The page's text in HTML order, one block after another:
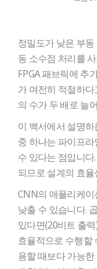
정밀도가 낮은 부
동 소수점 처리를
FPGA 패브릭에 추
가 여전히 적절하
의 수가 두 배로 늘
이 백서에서 설명
중 하나는 파이프
수 있다는 점입니
되므로 설계의 효
CNN의 애플리케이
낮출 수 있습니다.
있다면(20비트 출
효율적으로 수행할
용할 때보다 가능